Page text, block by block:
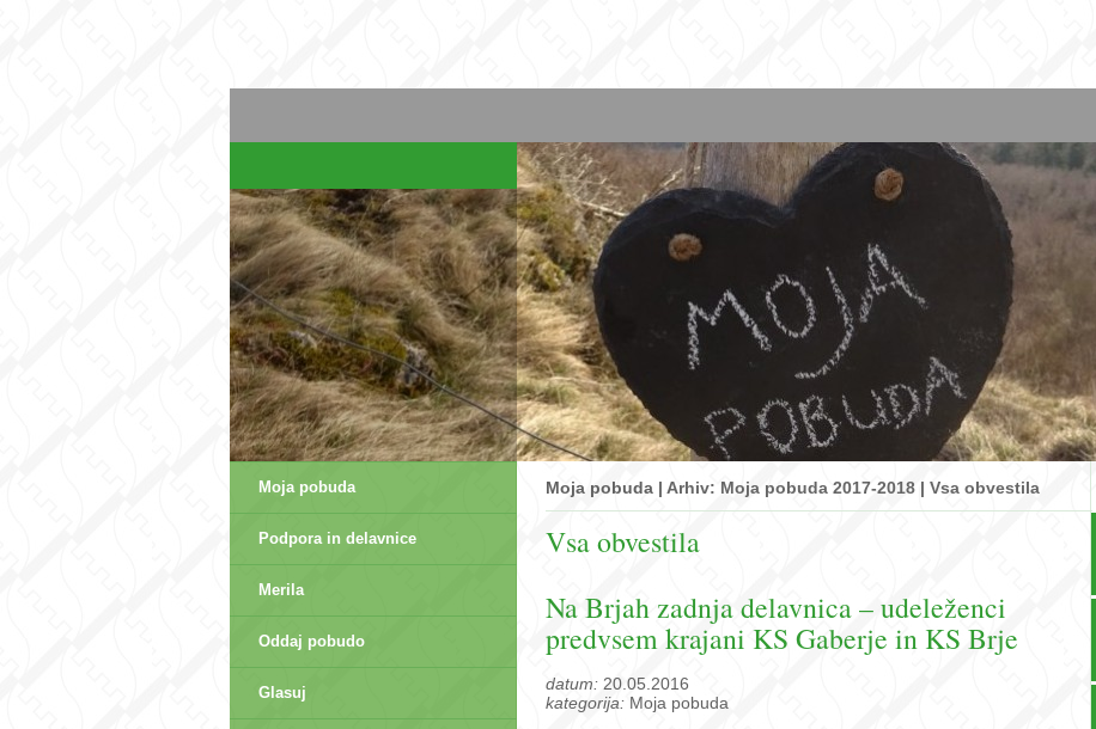
Moja pobuda
Podpora in delavnice
Merila
Oddaj pobudo
Glasuj
Moja pobuda | Arhiv: Moja pobuda 2017-2018 | Vsa obvestila
Vsa obvestila
Na Brjah zadnja delavnica – udeleženci
predvsem krajani KS Gaberje in KS Brje
datum: 20.05.2016
kategorija: Moja pobuda